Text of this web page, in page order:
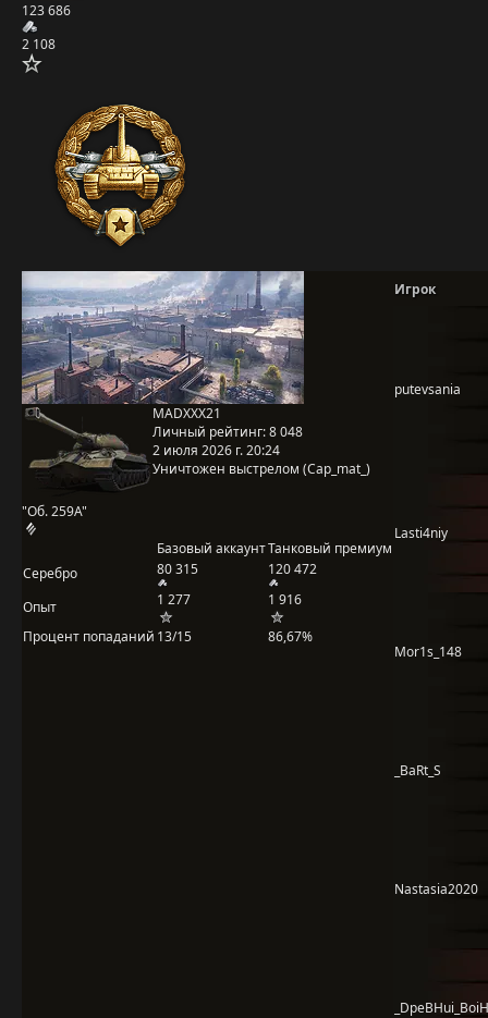
123 686
2 108
"Об. 259A"
MADXXX21
Личный рейтинг:8 048
2 июля 2026 г. 20:24
Уничтожен выстрелом (Cap_mat_)
Базовый аккаунтТанковый премиум
Серебро
80 315 120 472
Опыт 1 277
1 916
Процент попаданий 13/15 86,67%
Игрок
putevsania
Lasti4niy
Mor1s_148
_BaRt_S
Nastasia2020